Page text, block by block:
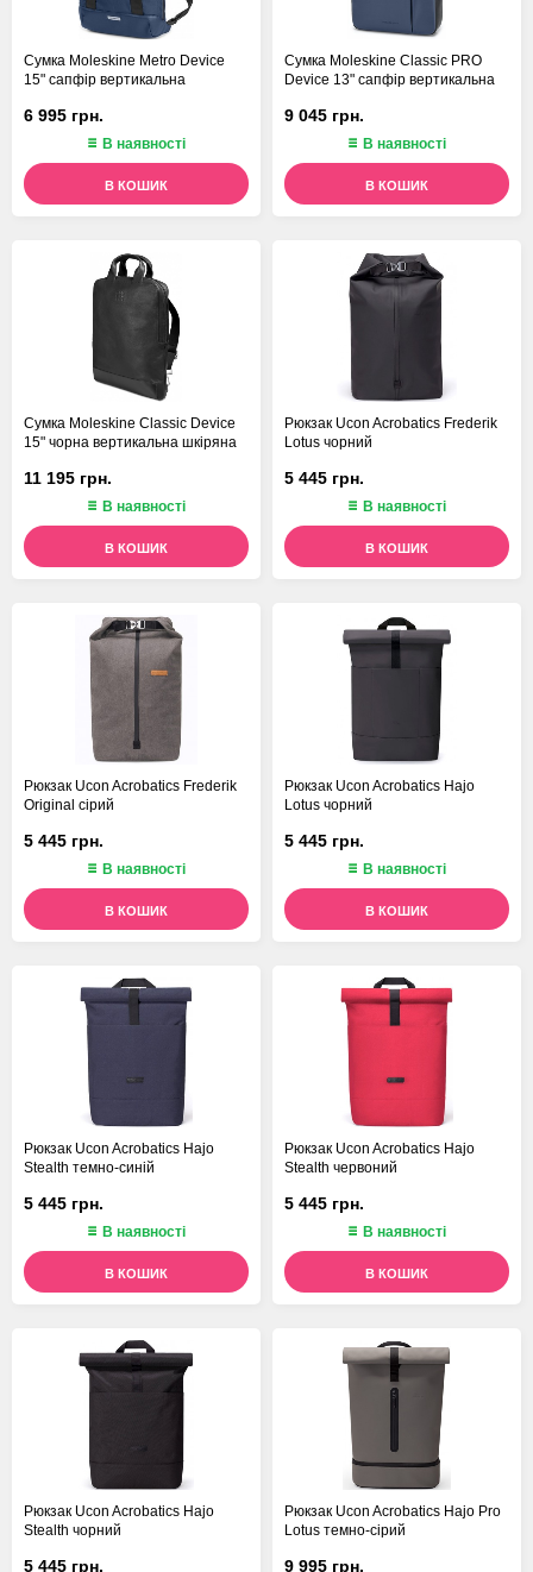
Сумка Moleskine Metro Device
15" сапфір вертикальна
6 995 грн.
В наявності
В КОШИК
Сумка Moleskine Classic PRO
Device 13" сапфір вертикальна
9 045 грн.
В наявності
В КОШИК
Сумка Moleskine Classic Device
15" чорна вертикальна шкіряна
11 195 грн.
В наявності
В КОШИК
Рюкзак Ucon Acrobatics Frederik
Lotus чорний
5 445 грн.
В наявності
В КОШИК
Рюкзак Ucon Acrobatics Frederik
Original сірий
5 445 грн.
В наявності
В КОШИК
Рюкзак Ucon Acrobatics Hajo
Lotus чорний
5 445 грн.
В наявності
В КОШИК
Рюкзак Ucon Acrobatics Hajo
Stealth темно-синій
5 445 грн.
В наявності
В КОШИК
Рюкзак Ucon Acrobatics Hajo
Stealth червоний
5 445 грн.
В наявності
В КОШИК
Рюкзак Ucon Acrobatics Hajo
Stealth чорний
5 445 грн.
Рюкзак Ucon Acrobatics Hajo Pro
Lotus темно-сірий
9 995 грн.